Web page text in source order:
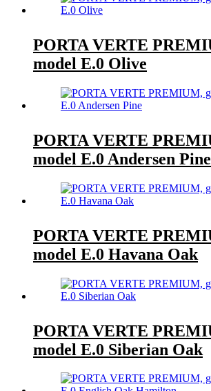
PORTA VERTE
model E.0 Olive
PORTA VERTE
model E.0 Andersen Pine
PORTA VERTE
model E.0 Havana Oak
PORTA VERTE
model E.0 Siberian Oak